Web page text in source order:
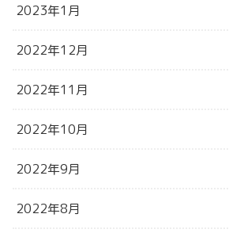
2023年1月
2022年12月
2022年11月
2022年10月
2022年9月
2022年8月